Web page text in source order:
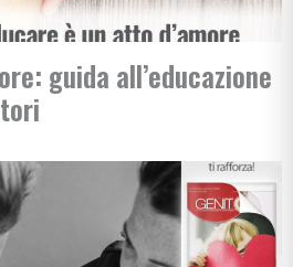
guida all’educazione